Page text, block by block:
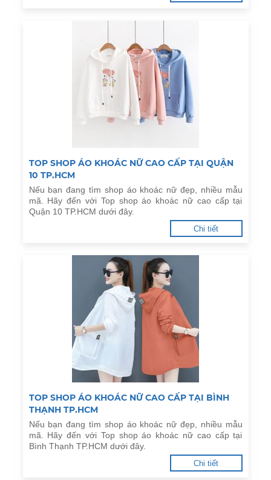
TOP SHOP ÁO KHOÁC NỮ CAO CẤP TẠI QUẬN
10 TP.HCM
Nếu bạn đang tìm shop áo khoác nữ đẹp, nhiều mẫu
mã. Hãy đến với Top shop áo khoác nữ cao cấp tại
Quận 10 TP.HCM dưới đây.
Chi tiết
TOP SHOP ÁO KHOÁC NỮ CAO CẤP TẠI BÌNH
THẠNH TP.HCM
Nếu bạn đang tìm shop áo khoác nữ đẹp, nhiều mẫu
mã. Hãy đến với Top shop áo khoác nữ cao cấp tại
Bình Thạnh TP.HCM dưới đây.
Chi tiết